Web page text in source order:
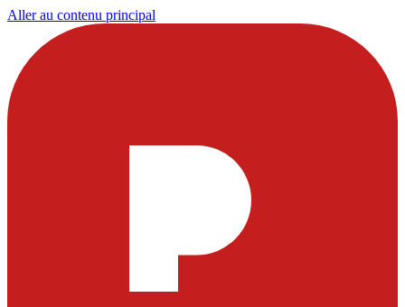
Aller au contenu principal